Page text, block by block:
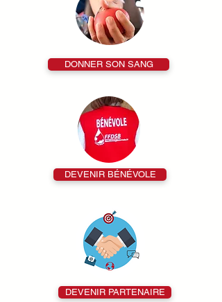
DONNER SON SANG
DEVENIR BÉNÉVOLE
DEVENIR PARTENAIRE